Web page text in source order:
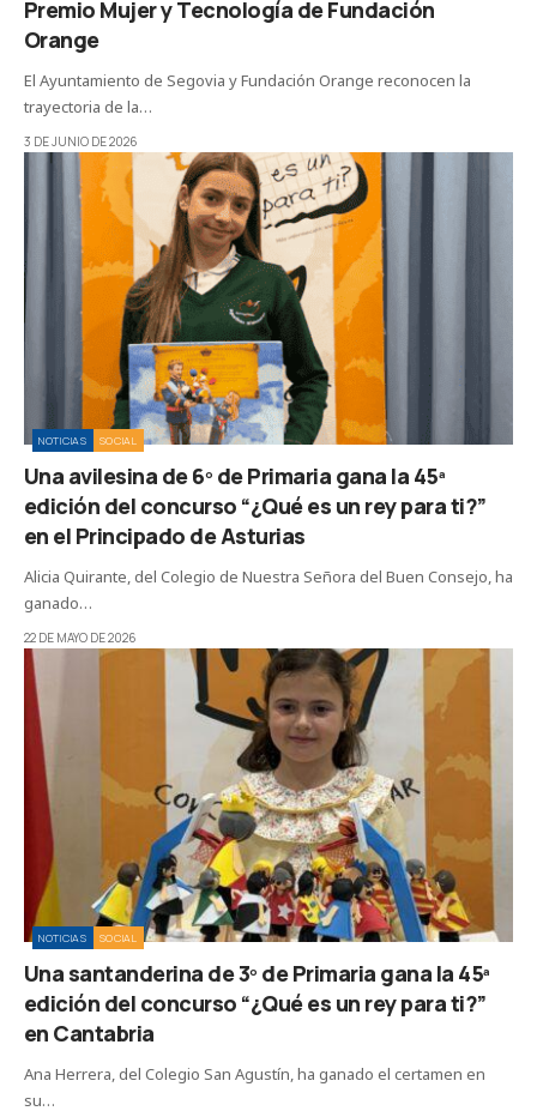
Premio Mujer y Tecnología de Fundación
Orange
El Ayuntamiento de Segovia y Fundación Orange reconocen la
trayectoria de la…
3 DE JUNIO DE 2026
NOTICIAS SOCIAL
Una avilesina de 6º de Primaria gana la 45ª
edición del concurso “¿Qué es un rey para ti?”
en el Principado de Asturias
Alicia Quirante, del Colegio de Nuestra Señora del Buen Consejo, ha
ganado…
22 DE MAYO DE 2026
NOTICIAS SOCIAL
Una santanderina de 3º de Primaria gana la 45ª
edición del concurso “¿Qué es un rey para ti?”
en Cantabria
Ana Herrera, del Colegio San Agustín, ha ganado el certamen en
su…